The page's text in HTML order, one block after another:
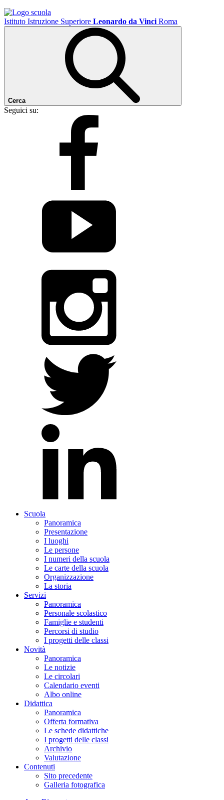
Istituto Istruzione Superiore Leonardo da Vinci Roma
Cerca
Seguici su:
Scuola
Panoramica
Presentazione
I luoghi
Le persone
I numeri della scuola
Le carte della scuola
Organizzazione
La storia
Servizi
Panoramica
Personale scolastico
Famiglie e studenti
Percorsi di studio
I progetti delle classi
Novità
Panoramica
Le notizie
Le circolari
Calendario eventi
Albo online
Didattica
Panoramica
Offerta formativa
Le schede didattiche
I progetti delle classi
Archivio
Valutazione
Contenuti
Sito precedente
Galleria fotografica